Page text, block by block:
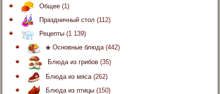
Общее (1)
Праздничный стол (112)
Рецепты (1 139)
◈ Основные блюда(442)
Блюда из грибов (35)
Блюда из мяса(262)
Блюда из птицы (150)